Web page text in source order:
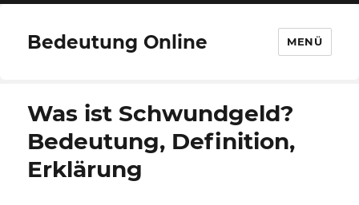
Bedeutung Online MENÜ
Was ist Schwundgeld?
Bedeutung, Definition,
Erklärung